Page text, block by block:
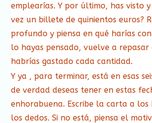
emplearías. Y por último, has visto
vez un billete de quinientos euros?
profundo y piensa en qué harías
lo hayas pensado, vuelve a repasar
habrías gastado cada cantidad.
Y ya , para terminar, está en esas
de verdad deseas tener en estas
enhorabuena. Escribe la carta a los
los dedos. Si no está, piensa el